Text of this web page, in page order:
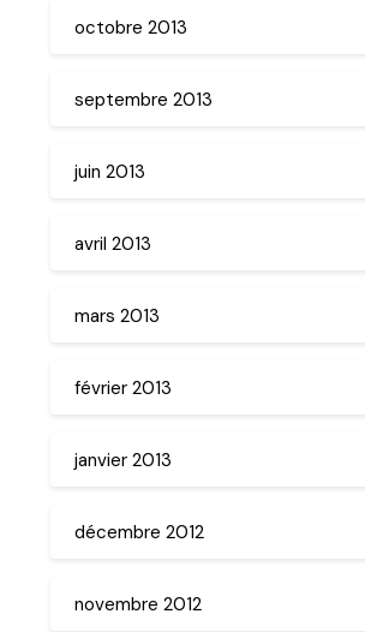
octobre 2013
septembre 2013
juin 2013
avril 2013
mars 2013
février 2013
janvier 2013
décembre 2012
novembre 2012